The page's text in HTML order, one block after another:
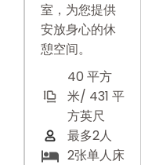
室，为您提供
安放身心的休
憩空间。
40 平方
米/ 431 平
方英尺
最多2人
2张单人床